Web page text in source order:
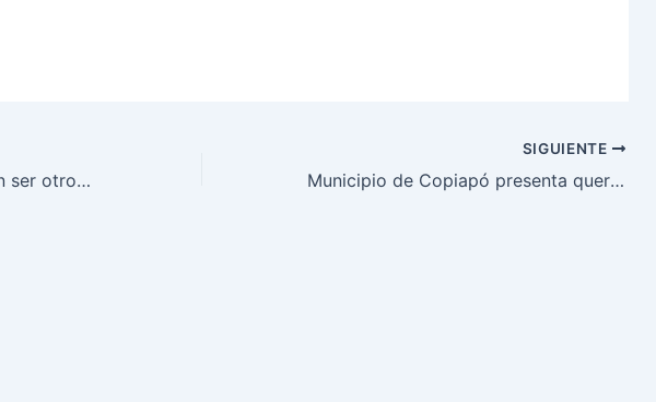
EN LA HORA. “Ahora deben ser otros los que asuman el desafío presidencial”: Michelle Bachelet
SIGUIENTE
Municipio de Copiapó presenta querellas penales por emergencia de corte de luz